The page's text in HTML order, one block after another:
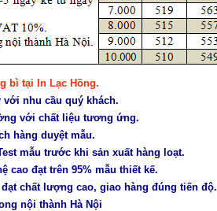
bì tại In Lạc Hồng.
nhu cầu quý khách.
với chất liệu tương ứng.
hàng duyệt mẫu.
mẫu trước khi sản xuất hàng loạt.
cao đạt trên 95% mẫu thiết kế.
chất lượng cao, giao hàng đúng tiến độ.
nội thành Hà Nội